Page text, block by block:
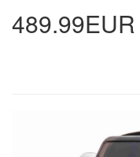
489.99EUR